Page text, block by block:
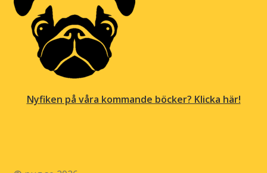
Nyfiken på våra kommande böcker? Klicka här!